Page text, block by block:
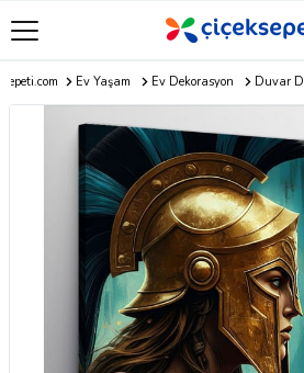
Ev Yaşam Ev Dekorasyon Duvar